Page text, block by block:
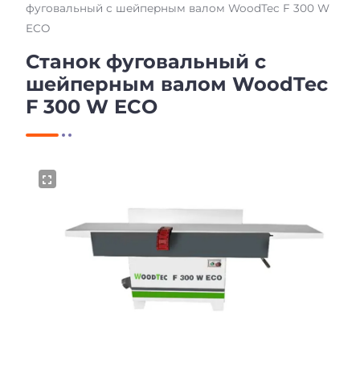
фуговальный с шейперным валом WoodTec F 300 W
ECO
Станок фуговальный с
шейперным валом WoodTec
F 300 W ECO